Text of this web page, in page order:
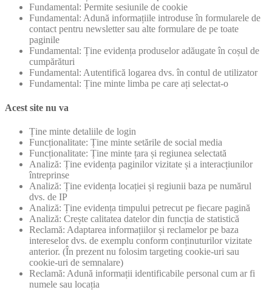
Fundamental: Permite sesiunile de cookie
Fundamental: Adună informațiile introduse în formularele de
contact pentru newsletter sau alte formulare de pe toate
paginile
Fundamental: Ține evidența produselor adăugate în coșul de
cumpărături
Fundamental: Autentifică logarea dvs. în contul de utilizator
Fundamental: Ține minte limba pe care ați selectat-o
Acest site nu va
Ține minte detaliile de login
Funcționalitate: Ține minte setările de social media
Funcționalitate: Ține minte țara și regiunea selectată
Analiză: Ține evidența paginilor vizitate și a interacțiunilor
întreprinse
Analiză: Ține evidența locației și regiunii baza pe numărul
dvs. de IP
Analiză: Ține evidența timpului petrecut pe fiecare pagină
Analiză: Crește calitatea datelor din funcția de statistică
Reclamă: Adaptarea informațiilor și reclamelor pe baza
intereselor dvs. de exemplu conform conținuturilor vizitate
anterior. (În prezent nu folosim targeting cookie-uri sau
cookie-uri de semnalare)
Reclamă: Adună informații identificabile personal cum ar fi
numele sau locația